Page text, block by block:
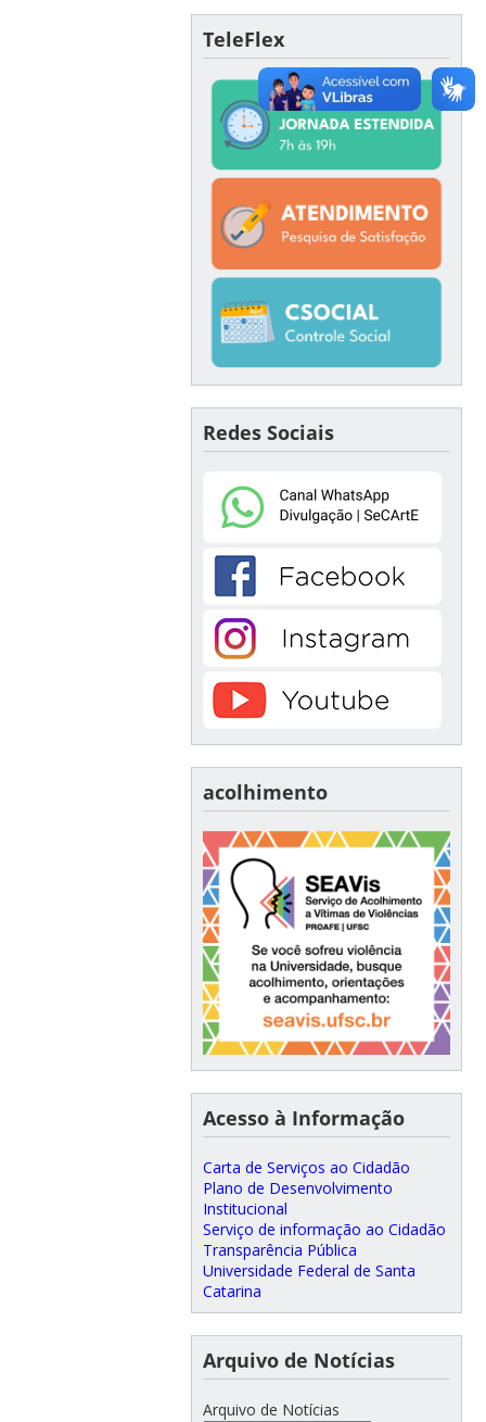
TeleFlex
Redes Sociais
acolhimento
Acesso à Informação
Carta de Serviços ao Cidadão
Plano de Desenvolvimento
Institucional
Serviço de informação ao Cidadão
Transparência Pública
Universidade Federal de Santa
Catarina
Arquivo de Notícias
Arquivo de Notícias